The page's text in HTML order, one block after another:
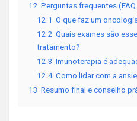
12 Perguntas frequentes
12.1 O que faz um
12.2 Quais exames são
tratamento?
12.3 Imunoterapia é
12.4 Como lidar com a
13 Resumo final e conselho